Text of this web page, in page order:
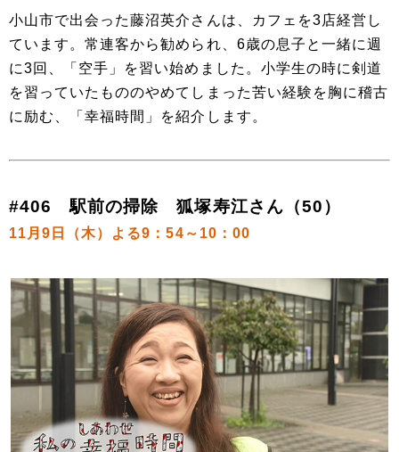
小山市で出会った藤沼英介さんは、カフェを3店経営し
ています。常連客から勧められ、6歳の息子と一緒に週
に3回、「空手」を習い始めました。小学生の時に剣道
を習っていたもののやめてしまった苦い経験を胸に稽古
に励む、「幸福時間」を紹介します。
#406 駅前の掃除 狐塚寿江さん（50）
11月9日（木）よる9：54～10：00